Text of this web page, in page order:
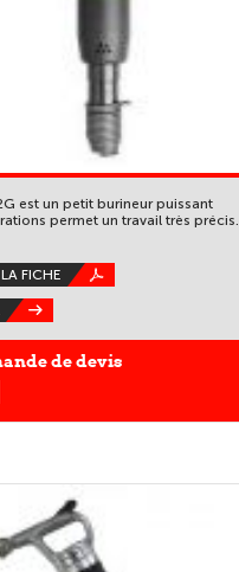
est un petit burineur puissant
permet un travail très précis.
FICHE
de devis